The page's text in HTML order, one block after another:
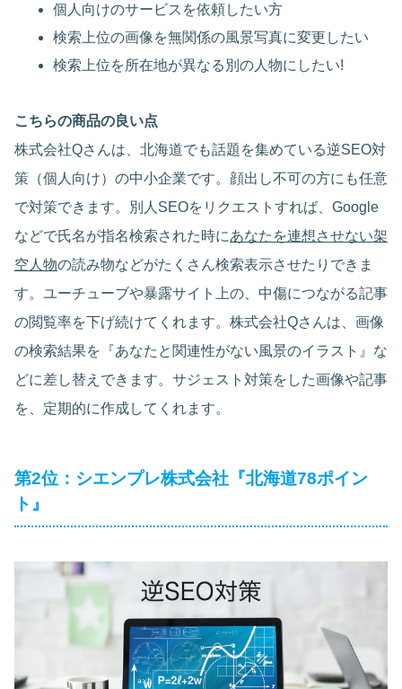
個人向けのサービスを依頼したい方
検索上位の画像を無関係の風景写真に変更したい
検索上位を所在地が異なる別の人物にしたい!
こちらの商品の良い点
株式会社Qさんは、北海道でも話題を集めている逆SEO対
策（個人向け）の中小企業です。顔出し不可の方にも任意
で対策できます。別人SEOをリクエストすれば、Google
などで氏名が指名検索された時にあなたを連想させない架
空人物の読み物などがたくさん検索表示させたりできま
す。ユーチューブや暴露サイト上の、中傷につながる記事
の閲覧率を下げ続けてくれます。株式会社Qさんは、画像
の検索結果を『あなたと関連性がない風景のイラスト』な
どに差し替えできます。サジェスト対策をした画像や記事
を、定期的に作成してくれます。
第2位：シエンプレ株式会社『北海道78ポイン
ト』